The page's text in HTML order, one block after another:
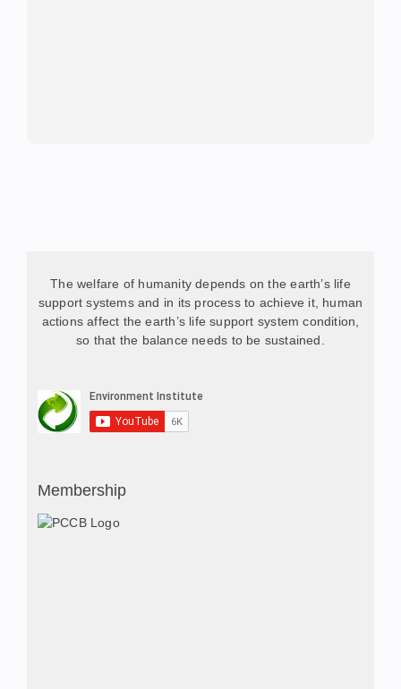
The welfare of humanity depends on the earth’s life
support systems and in its process to achieve it, human
actions affect the earth’s life support system condition,
so that the balance needs to be sustained.
Membership